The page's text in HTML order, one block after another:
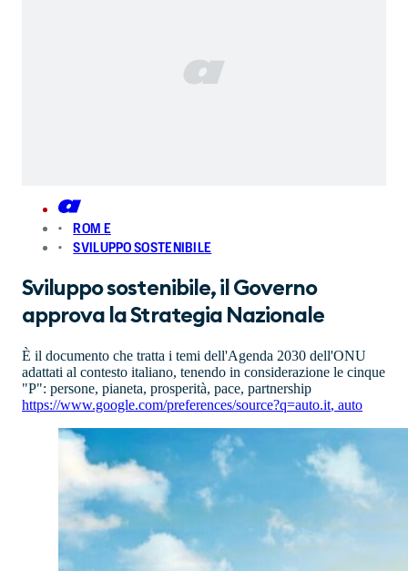
ROM E
SVILUPPO SOSTENIBILE
Sviluppo sostenibile, il Governo
approva la Strategia Nazionale
È il documento che tratta i temi dell'Agenda 2030 dell'ONU
adattati al contesto italiano, tenendo in considerazione le cinque
"P": persone, pianeta, prosperità, pace, partnership
https://www.google.com/preferences/source?q=auto.it, auto